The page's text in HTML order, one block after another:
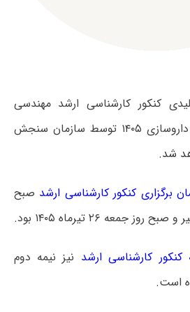
کنکور کارشناسی ارشد مهندسی
شیمی – بیوتکنولوژی و داروسازی ۱۴۰۵ توسط سازمان سنجش
شد.
برگزاری کنکور کارشناسی ارشد صبح
کنکور کارشناسی ارشد نیز نیمه دوم